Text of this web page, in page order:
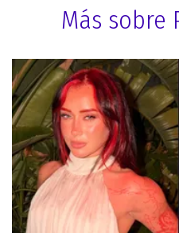
Más sobre